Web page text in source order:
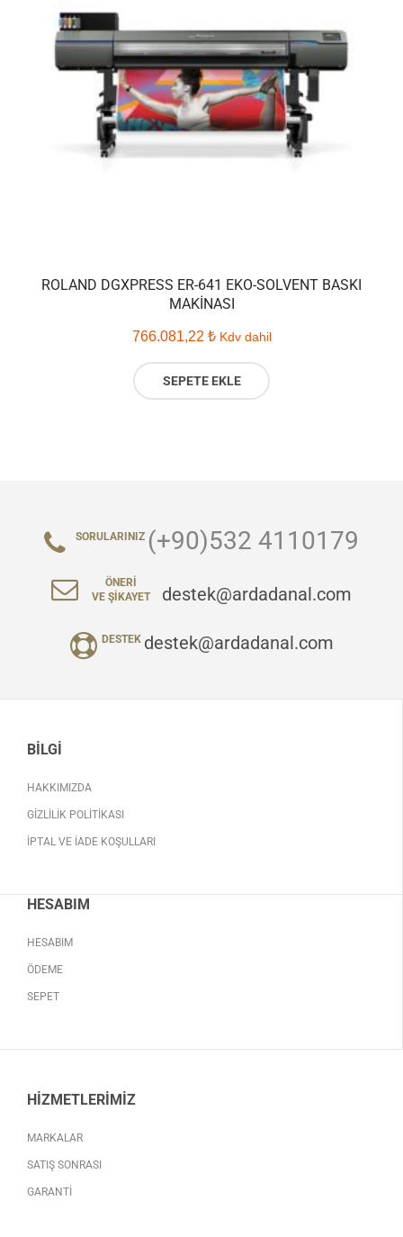
ROLAND DGXPRESS ER-641 EKO-SOLVENT BASKI
MAKINASI
766.081,22 ₺ Kdv dahil
SEPETE EKLE
SORULARINIZ (+90)532 4110179
ÖNERI
VE ŞIKAYET
destek@ardadanal.com
DESTEK destek@ardadanal.com
BILGI
HAKKIMIZDA
GIZLILIK POLITIKASI
İPTAL VE İADE KOŞULLARI
HESABIM
HESABIM
ÖDEME
SEPET
HIZMETLERIMIZ
MARKALAR
SATIŞ SONRASI
GARANTI